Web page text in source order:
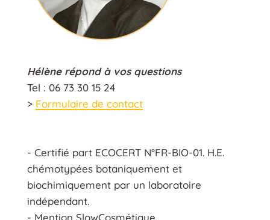
Hélène répond à vos questions
Tel : 06 73 30 15 24
> Formulaire de contact
- Certifié part ECOCERT N°FR-BIO-01. H.E.
chémotypées botaniquement et
biochimiquement par un laboratoire
indépendant.
- Mention SlowCosmétique